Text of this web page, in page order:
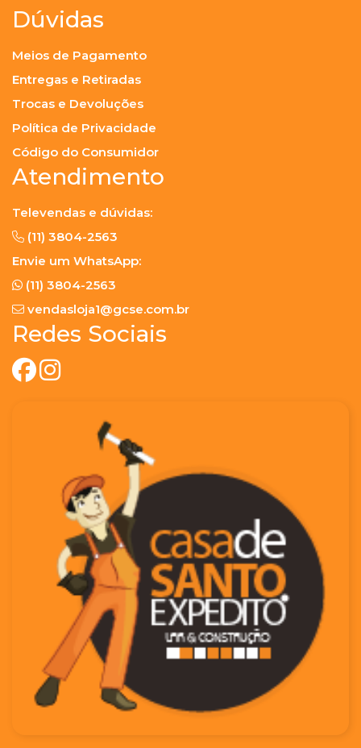
Dúvidas
Meios de Pagamento
Entregas e Retiradas
Trocas e Devoluções
Política de Privacidade
Código do Consumidor
Atendimento
Televendas e dúvidas:
(11) 3804-2563
Envie um WhatsApp:
(11) 3804-2563
vendasloja1@gcse.com.br
Redes Sociais